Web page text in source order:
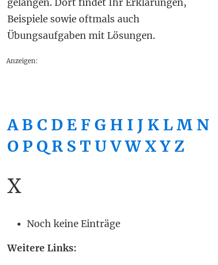
gelangen. Dort findet Ihr Erklärungen,
Beispiele sowie oftmals auch
Übungsaufgaben mit Lösungen.
Anzeigen:
A B C D E F G H I J K L M N
O P Q R S T U V W X Y Z
X
Noch keine Einträge
Weitere Links: